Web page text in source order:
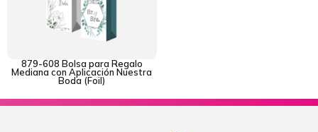
879-608 Bolsa para Regalo
Mediana con Aplicación Nuestra
Boda (Foil)